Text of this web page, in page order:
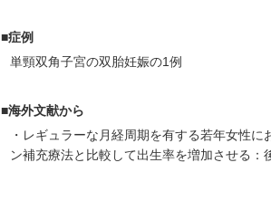
■症例
単頸双角子宮の双胎妊娠の1例
■海外文献から
・レギュラーな月経周期を有する若年女性
ン補充療法と比較して出生率を増加させる：